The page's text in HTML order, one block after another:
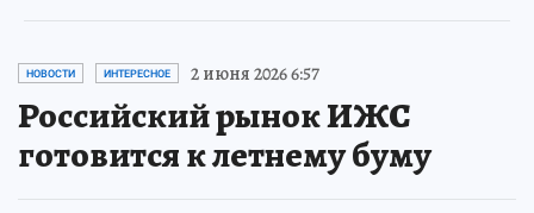
НОВОСТИ ИНТЕРЕСНОЕ 2 июня 2026 6:57
Российский рынок ИЖС
готовится к летнему буму